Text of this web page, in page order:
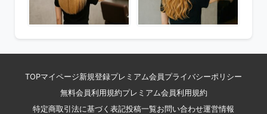
TOPマイページ新規登録プレミアム会員 プライバシーポリシー
無料会員利用規約プレミアム会員利用規約
特定商取引法に基づく表記投稿一覧お問い合わせ運営情報